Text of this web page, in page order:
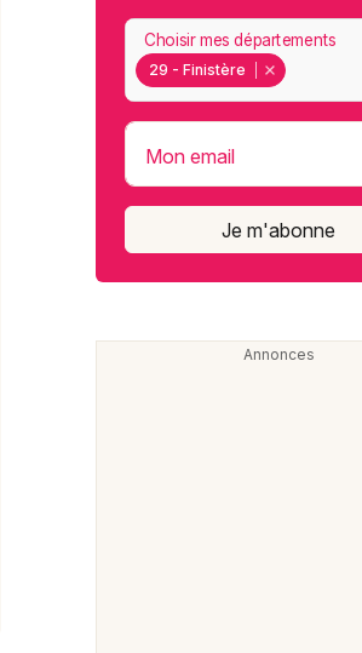
29 - Finistère
Choisir mes départements
Mon email
Je m'abonne